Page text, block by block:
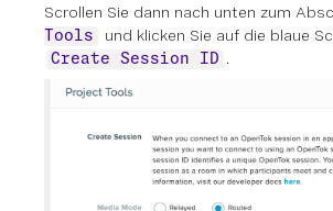
Scrollen Sie dann nach unten zum
Tools
und klicken Sie auf die blaue
Create Session ID .